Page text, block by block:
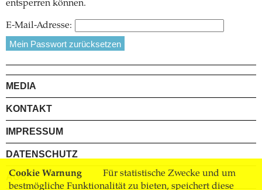
Cookie Warnung
Für statistische Zwecke und um
bestmögliche Funktionalität zu bieten, speichert diese
entsperren können.
E-Mail-Adresse:
MEDIA
KONTAKT
IMPRESSUM
DATENSCHUTZ
AGB